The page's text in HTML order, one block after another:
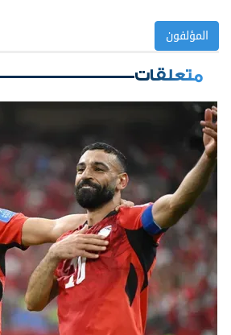
المؤلفون
متعلقات